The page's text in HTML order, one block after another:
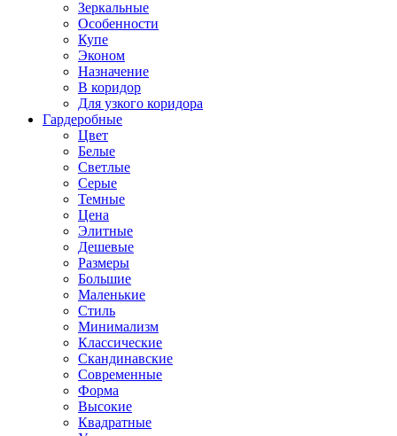
Зеркальные
Особенности
Купе
Эконом
Назначение
В коридор
Для узкого коридора
Гардеробные
Цвет
Белые
Светлые
Серые
Темные
Цена
Элитные
Дешевые
Размеры
Большие
Маленькие
Стиль
Минимализм
Классические
Скандинавские
Современные
Форма
Высокие
Квадратные